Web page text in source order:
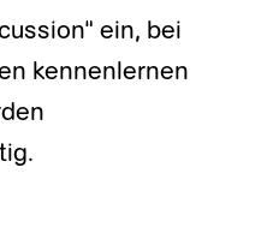
ein, bei
kennenlernen